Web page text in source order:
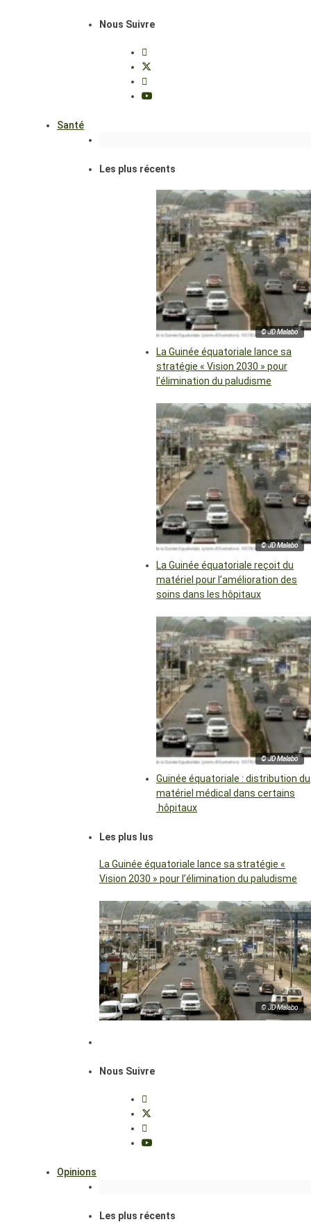
Nous Suivre
Santé
Les plus récents
© JD Malabo
La Guinée équatoriale lance sa
stratégie « Vision 2030 » pour
l’élimination du paludisme
© JD Malabo
La Guinée équatoriale reçoit du
matériel pour l’amélioration des
soins dans les hôpitaux
© JD Malabo
Guinée équatoriale : distribution du
matériel médical dans certains
hôpitaux
Les plus lus
La Guinée équatoriale lance sa stratégie «
Vision 2030 » pour l’élimination du paludisme
© JD Malabo
Nous Suivre
Opinions
Les plus récents